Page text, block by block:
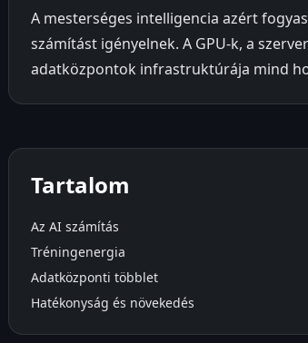
A mesterséges intelligencia azért
számítást igényelnek. A GPU-k, a
adatközpontok infrastruktúrája mind
Tartalom
Az AI számítás
Tréningenergia
Adatközponti többlet
Hatékonyság és növekedés